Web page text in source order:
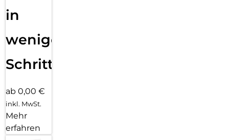
in
wenigen
Schritten
ab 0,00 €
inkl. MwSt.
Mehr
erfahren